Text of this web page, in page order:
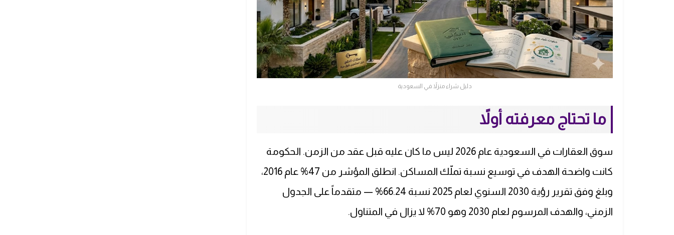
دليل شراء منزلاً في السعودية
ما تحتاج معرفته أولاً
سوق العقارات في السعودية عام 2026 ليس ما كان عليه قبل عقد من الزمن. الحكومة
كانت واضحة الهدف في توسيع نسبة تملّك المساكن. انطلق المؤشر من 47% عام 2016،
وبلغ وفق تقرير رؤية 2030 السنوي لعام 2025 نسبة 66.24% — متقدماً على الجدول
الزمني، والهدف المرسوم لعام 2030 وهو 70% لا يزال في المتناول.